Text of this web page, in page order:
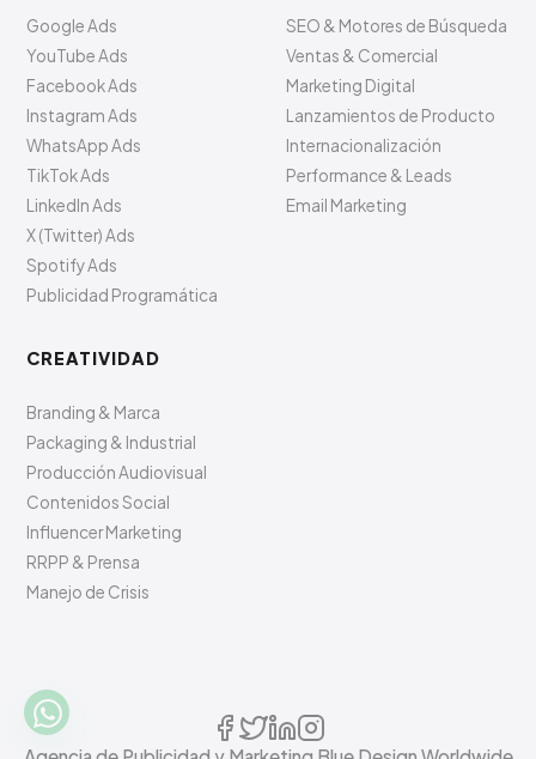
Google Ads
YouTube Ads
Facebook Ads
Instagram Ads
WhatsApp Ads
TikTok Ads
LinkedIn Ads
X (Twitter) Ads
Spotify Ads
Publicidad Programática
SEO & Motores de Búsqueda
Ventas & Comercial
Marketing Digital
Lanzamientos de Producto
Internacionalización
Performance & Leads
Email Marketing
CREATIVIDAD
Branding & Marca
Packaging & Industrial
Producción Audiovisual
Contenidos Social
Influencer Marketing
RRPP & Prensa
Manejo de Crisis